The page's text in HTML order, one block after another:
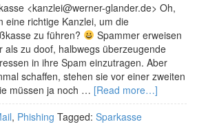
<kanzlei@werner-glander.de> Oh,
eine richtige Kanzlei, um die
zu führen?
Spammer erweisen
als zu doof, halbwegs überzeugende
in ihre Spam einzutragen. Aber
schaffen, stehen sie vor einer zweiten
müssen ja noch … [Read more…]
, Phishing Tagged: Sparkasse